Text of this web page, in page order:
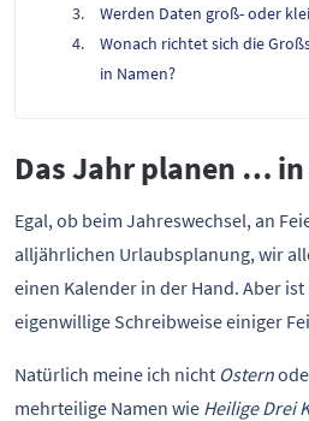
Werden Daten groß- oder
Wonach richtet sich die
in Namen?
Das Jahr planen …
Egal, ob beim Jahreswechsel, an
alljährlichen Urlaubsplanung, wir
einen Kalender in der Hand. Aber
eigenwillige Schreibweise einiger
Natürlich meine ich nicht Ostern
mehrteilige Namen wie Heilige Drei